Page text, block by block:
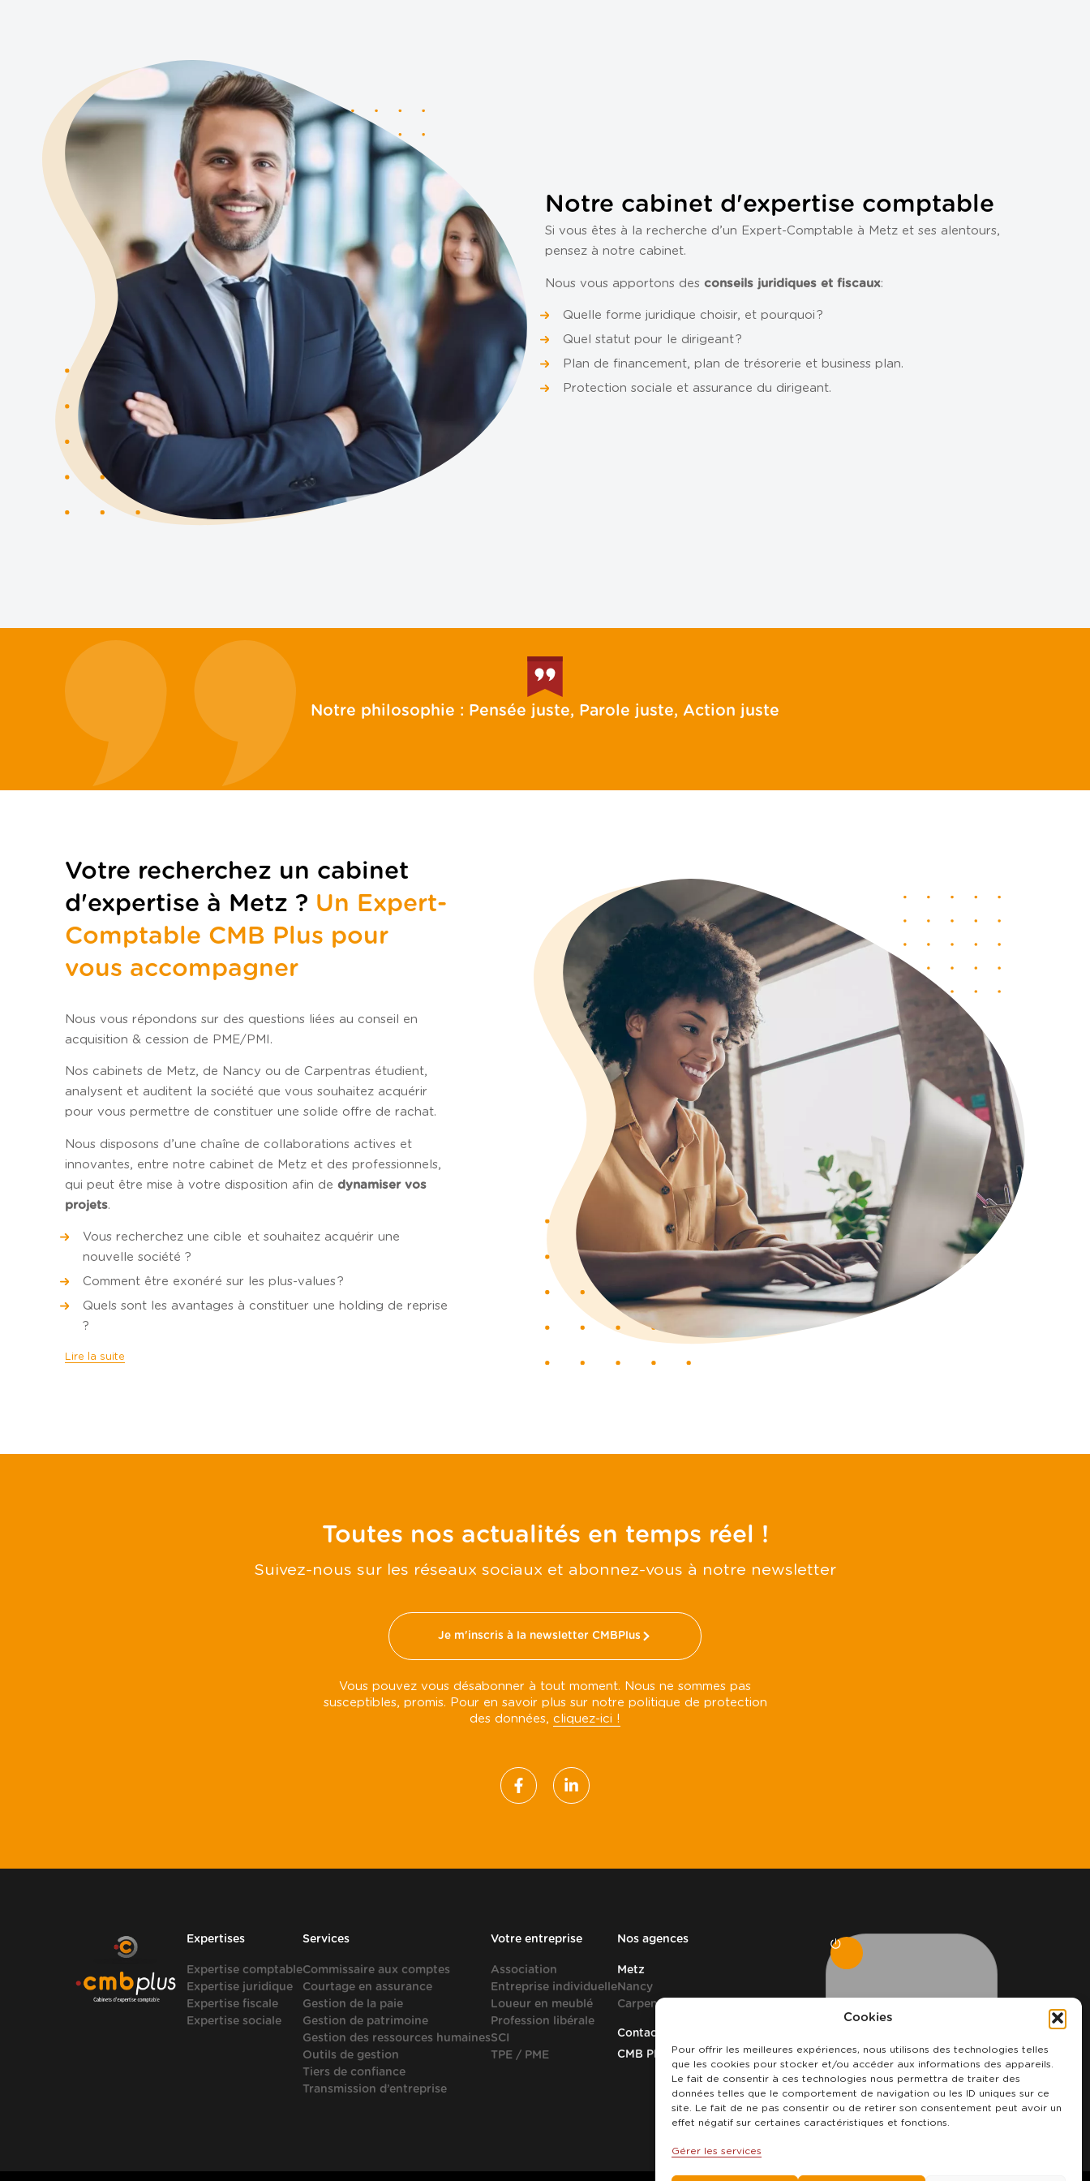
Cookies
Pour offrir les meilleures expériences, nous utilisons des technologies telles
que les cookies pour stocker et/ou accéder aux informations des appareils.
Le fait de consentir à ces technologies nous permettra de traiter des
données telles que le comportement de navigation ou les ID uniques sur ce
site. Le fait de ne pas consentir ou de retirer son consentement peut avoir un
effet négatif sur certaines caractéristiques et fonctions.
Gérer les services
Entreprise individuelle
Loueur en meublé
Profession libérale
TPE / PME
NOS AGENCES
Metz
Nancy
Carpentras
CABINET DIGITAL
ACTUS ET CHIFFRES UTILES
RECRUTEMENT
BLOG
CONTACT
Plan du site
Notre cabinet d'expertise comptable
Si vous êtes à la recherche d’un Expert-Comptable à Metz et ses alentours,
pensez à notre cabinet.
Nous vous apportons des conseils juridiques et fiscaux:
Quelle forme juridique choisir, et pourquoi ?
Quel statut pour le dirigeant ?
Plan de financement, plan de trésorerie et business plan.
Protection sociale et assurance du dirigeant.
Notre philosophie : Pensée juste, Parole juste, Action juste
Votre recherchez un cabinet
d'expertise à Metz ? Un Expert-
Comptable CMB Plus pour
vous accompagner
Nous vous répondons sur des questions liées au conseil en
acquisition & cession de PME/PMI.
Nos cabinets de Metz, de Nancy ou de Carpentras étudient,
analysent et auditent la société que vous souhaitez acquérir
pour vous permettre de constituer une solide offre de rachat.
Nous disposons d’une chaîne de collaborations actives et
innovantes, entre notre cabinet de Metz et des professionnels,
qui peut être mise à votre disposition afin de dynamiser vos
projets.
Vous recherchez une cible et souhaitez acquérir une
nouvelle société ?
Comment être exonéré sur les plus-values ?
Quels sont les avantages à constituer une holding de reprise
?
Lire la suite
Toutes nos actualités en temps réel !
Suivez-nous sur les réseaux sociaux et abonnez-vous à notre newsletter
Je m'inscris à la newsletter CMBPlus
Vous pouvez vous désabonner à tout moment. Nous ne sommes pas
susceptibles, promis. Pour en savoir plus sur notre politique de protection
des données, cliquez-ici !
Expertises
Expertise comptable
Expertise juridique
Expertise fiscale
Expertise sociale
Services
Commissaire aux comptes
Courtage en assurance
Gestion de la paie
Gestion de patrimoine
Gestion des ressources humaines
Outils de gestion
Tiers de confiance
Transmission d’entreprise
Votre entreprise
Association
Entreprise individuelle
Loueur en meublé
Profession libérale
SCI
TPE / PME
Nos agences
Metz
Nancy
Carpentras
Contact
CMB PLUS recrute
Espace plus